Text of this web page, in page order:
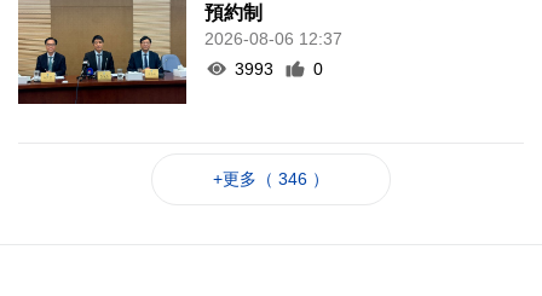
預約制
2026-08-06 12:37
3993
0
+更多（ 346 ）